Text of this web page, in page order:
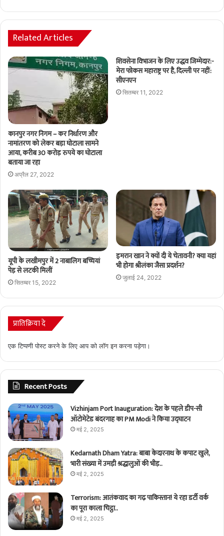
Related Articles
कानपुर नगर निगम – कर निर्धारण और
नामांतरण को लेकर बड़ा घोटाला सामने
आया, करीब 30 करोड़ रुपये का घोटाला
बताया जा रहा
अप्रैल 27, 2022
शिवसेना विभाजन के लिए उद्धव जिम्मेदार:-
मेरा फोकस महाराष्ट्र पर है, दिल्ली पर नहीं:
सीएनएन
सितम्बर 11, 2022
यूपी के लखीमपुर में 2 नाबालिग बच्चियां
पेड़ से लटकी मिलीं
सितम्बर 15, 2022
इमरान खान ने क्यों दी ये चेतावनी? क्या यहां
भी होगा श्रीलंका जैसा प्रदर्शन?
जुलाई 24, 2022
प्रातिक्रिया दे
एक टिप्पणी पोस्ट करने के लिए आप कोलॉग इनकरना पड़ेगा।
Recent Posts
Vizhinjam Port Inauguration: देश के पहले डीप-सी
ऑटोमेटेड बंदरगाह का PM Modi ने किया उद्घाटन
मई 2, 2025
Kedarnath Dham Yatra: बाबा केदारनाथ के कपाट खुले,
भारी संख्या में उमड़ी श्रद्धालुओं की भीड़..
मई 2, 2025
Terrorism: आतंकवाद का गढ़ पाकिस्तान! ये रहा डर्टी वर्क
का पूरा काला चिट्ठा..
मई 2, 2025